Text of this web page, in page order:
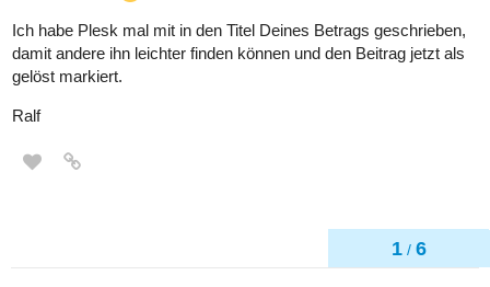
1 / 6
Ich habe Plesk mal mit in den Titel Deines Betrags geschrieben,
damit andere ihn leichter finden können und den Beitrag jetzt als
gelöst markiert.
Ralf